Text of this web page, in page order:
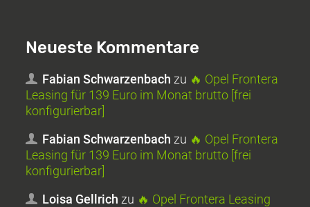
Neueste Kommentare
Fabian Schwarzenbach zu 🔥 Opel Frontera
Leasing für 139 Euro im Monat brutto [frei
konfigurierbar]
Fabian Schwarzenbach zu 🔥 Opel Frontera
Leasing für 139 Euro im Monat brutto [frei
konfigurierbar]
Loisa Gellrich zu 🔥 Opel Frontera Leasing